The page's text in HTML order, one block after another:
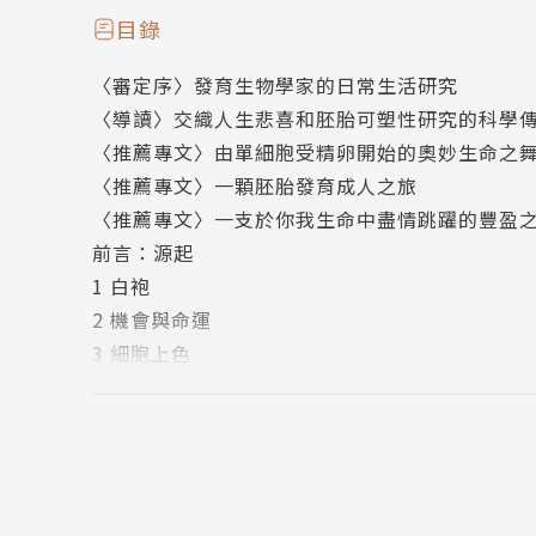
瑪格達萊娜．澤尼克－格茨Magdalena
是劍橋大學哺乳動物發育和幹細胞生物學教授，
工學院生物學與生物工程教授，她於2019年在
ome Trust 的高級研究員。擁有多項診療相關
川－山中幹細胞獎得主（2023 Ogawa-
羅傑．海菲爾德Roger Highfield
科學博物館集團的作家、記者、廣播員和科學部
輯了 J. Craig Venter 的自傳《A Life Decoded
目錄
〈審定序〉發育生物學家的日常生活研究
〈導讀〉交織人生悲喜和胚胎可塑性研究的科學
〈推薦專文〉由單細胞受精卵開始的奧妙生命之
〈推薦專文〉一顆胚胎發育成人之旅
〈推薦專文〉一支於你我生命中盡情跳躍的豐盈
前言：源起
1 白袍
2 機會與命運
3 細胞上色